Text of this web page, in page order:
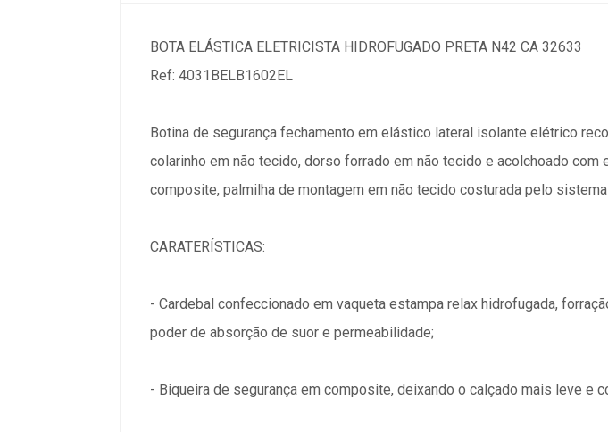
BOTA ELÁSTICA ELETRICISTA HIDROFUGADO PRETA N42 CA 32633
Ref: 4031BELB1602EL
Botina de segurança fechamento em elástico lateral isolante elétrico
colarinho em não tecido, dorso forrado em não tecido e acolchoado
composite, palmilha de montagem em não tecido costurada pelo
CARATERÍSTICAS:
- Cardebal confeccionado em vaqueta estampa relax hidrofugada,
poder de absorção de suor e permeabilidade;
- Biqueira de segurança em composite, deixando o calçado mais leve e